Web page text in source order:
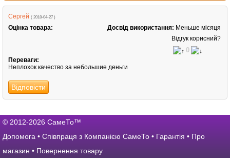
Сергей ( 2018-04-27 )
Оцінка товара: Досвід використання: Меньше місяця
Відгук корисний?
0
Переваги:
Неплохок качество за небольшие деньги
Відповісти
© 2012-2026 СамеТо™
Допомога • Співпраця з Компанією СамеТо • Гарантія • Про
магазин • Повернення товару